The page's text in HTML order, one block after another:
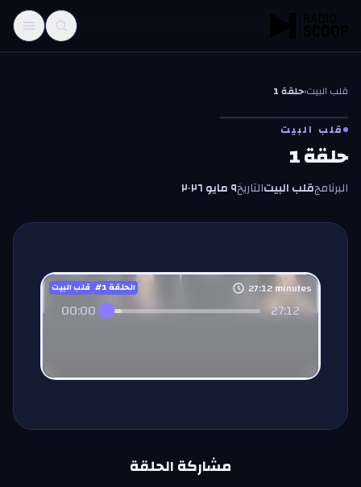
قلب البيت‹حلقة 1
قلب البيت
حلقة 1
البرنامجقلب البيتالتاريخ٩ مايو ٢٠٢٦
قلب البيت #الحلقة1 27:12minutes
00:00 27:12
مشاركة الحلقة